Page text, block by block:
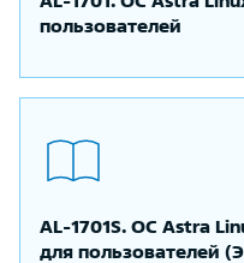
пользователей
AL-1701S. OC Astra
для пользователей